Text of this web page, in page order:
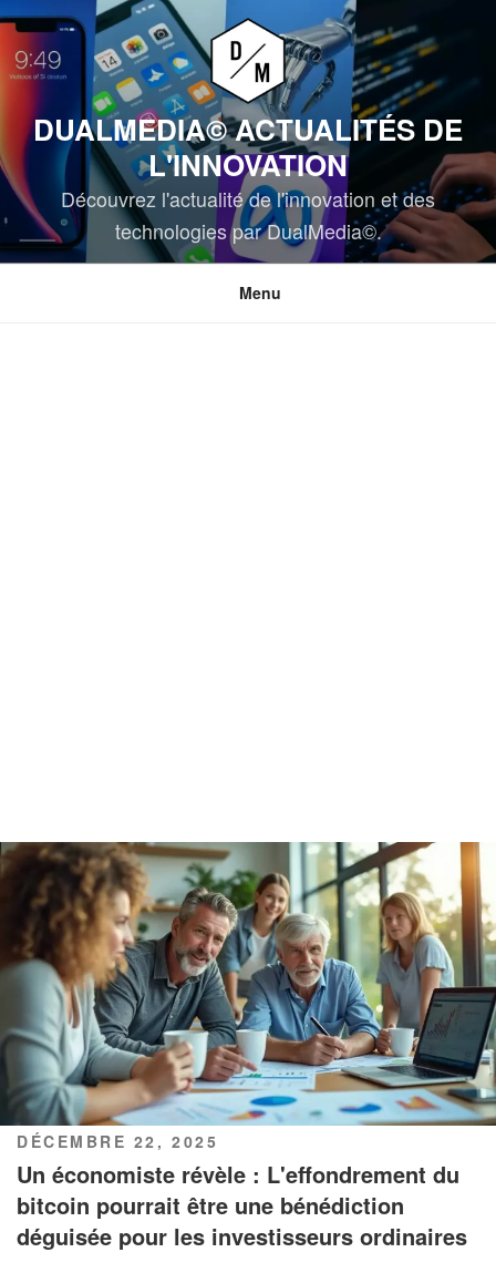
Aller
au
contenu
DUALMEDIA© ACTUALITÉS DE
L'INNOVATION
Découvrez l'actualité de l'innovation et des
technologies par DualMedia©.
Menu
PUBLIÉ
LE
DÉCEMBRE 22, 2025
Un économiste révèle : L'effondrement du
bitcoin pourrait être une bénédiction
déguisée pour les investisseurs ordinaires